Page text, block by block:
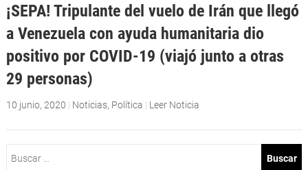
¡SEPA! Tripulante del vuelo de Irán que llegó
a Venezuela con ayuda humanitaria dio
positivo por COVID-19 (viajó junto a otras
29 personas)
10 junio, 2020 | Noticias, Política | Leer Noticia